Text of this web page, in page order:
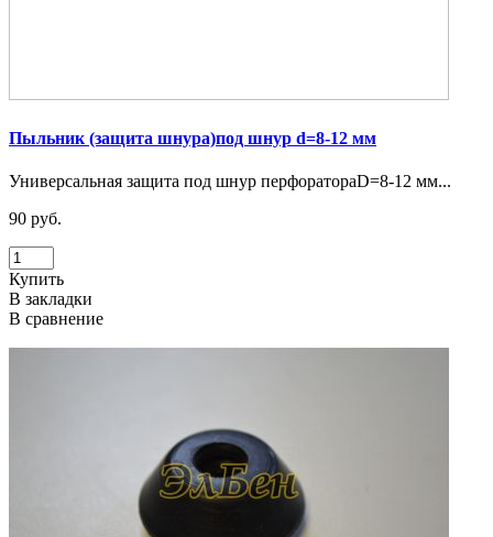
Пыльник (защита шнура)под шнур d=8-12 мм
Универсальная защита под шнур перфоратораD=8-12 мм...
90 руб.
Купить
В закладки
В сравнение